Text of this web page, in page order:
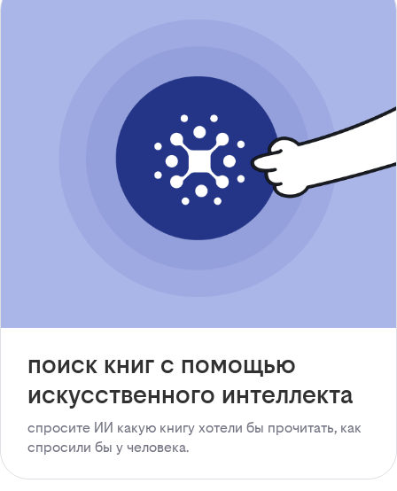
поиск книг с помощью
искусственного интеллекта
спросите ИИ какую книгу хотели бы прочитать, как
спросили бы у человека.